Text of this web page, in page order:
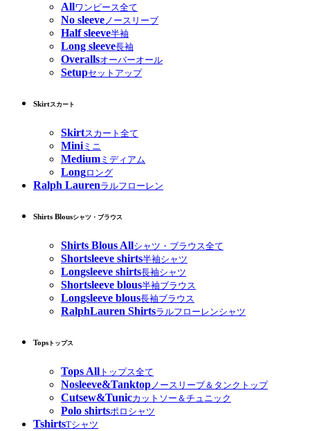
Allワンピース全て
No sleeveノースリーブ
Half sleeve半袖
Long sleeve長袖
Overallsオーバーオール
Setupセットアップ
Skirtスカート
Skirtスカート全て
Miniミニ
Medium ミディアム
Longロング
Ralph Laurenラルフローレン
Shirts Blousシャツ・ブラウス
Shirts Blous Allシャツ・ブラウス全て
Shortsleeve shirts半袖シャツ
Longsleeve shirts長袖シャツ
Shortsleeve blous半袖ブラウス
Longsleeve blous長袖ブラウス
RalphLauren Shirtsラルフローレンシャツ
Tops トップス
Tops All トップス全て
Nosleeve&Tanktop ノースリーブ＆タンクトップ
Cutsew&Tunicカットソー＆チュニック
Polo shirtsポロシャツ
TshirtsTシャツ